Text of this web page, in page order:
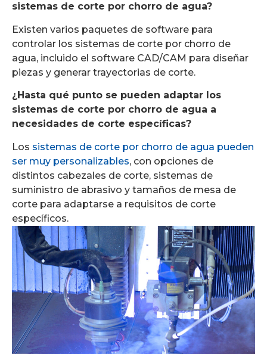
sistemas de corte por chorro de agua?
Existen varios paquetes de software para
controlar los sistemas de corte por chorro de
agua, incluido el software CAD/CAM para diseñar
piezas y generar trayectorias de corte.
¿Hasta qué punto se pueden adaptar los
sistemas de corte por chorro de agua a
necesidades de corte específicas?
Los sistemas de corte por chorro de agua pueden
ser muy personalizables, con opciones de
distintos cabezales de corte, sistemas de
suministro de abrasivo y tamaños de mesa de
corte para adaptarse a requisitos de corte
específicos.